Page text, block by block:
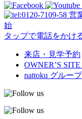
営
始
タップで電話をかけ
来店・見学予約
OWNER’S
nattoku グルー